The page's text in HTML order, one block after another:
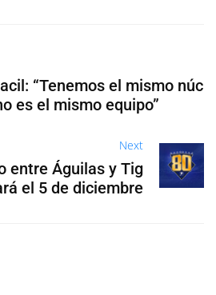
“Tenemos el mismo núc
es el mismo equipo”
Next
entre Águilas y Tig
el 5 de diciembre